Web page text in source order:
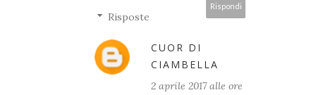
Rispondi
Risposte
CUOR DI
CIAMBELLA
2 aprile 2017 alle ore